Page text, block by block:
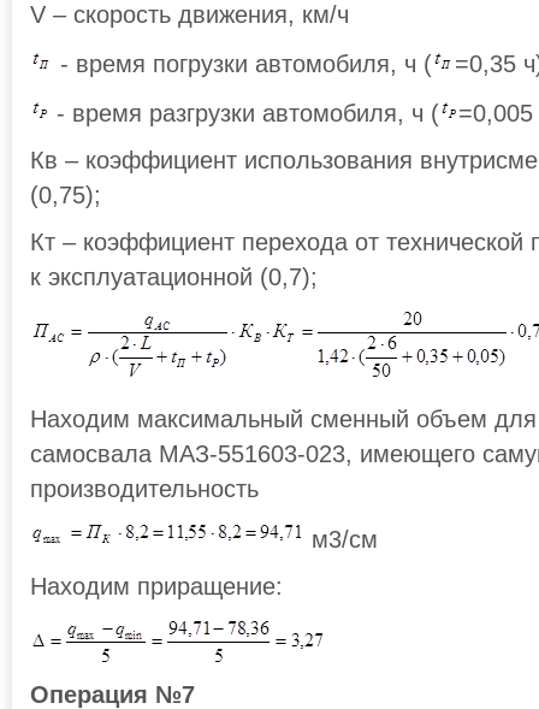
V – скорость движения, км/ч
- время погрузки автомобиля, ч (
=0,35
- время разгрузки автомобиля, ч (
=0,005
Кв – коэффициент использования
(0,75);
Кт – коэффициент перехода от технической
к эксплуатационной (0,7);
Находим максимальный сменный объем
самосвала МАЗ-551603-023, имеющего
производительность
м3/см
Находим приращение:
Операция №7